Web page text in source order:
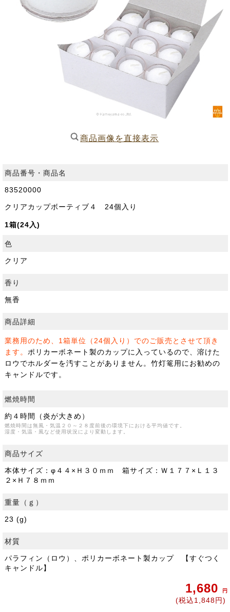
商品画像を直接表示
商品番号・商品名
83520000
クリアカップボーティブ４ 24個入り
1箱(24入)
色
クリア
香り
無香
商品詳細
業務用のため、1箱単位（24個入り）でのご販売とさせて頂き
ます。 ポリカーボネート製のカップに入っているので、溶けた
ロウでホルダーを汚すことがありません。竹灯篭用にお勧めの
キャンドルです。
燃焼時間
約４時間（炎が大きめ）
燃焼時間は無風・気温２０～２８度前後の環境下における平均値です。
湿度・気温・風など使用状況により変動します。
商品サイズ
本体サイズ：φ４４×Ｈ３０ｍｍ 箱サイズ：Ｗ１７７×Ｌ１３
２×Ｈ７８ｍｍ
重量（ｇ）
23 (g)
材質
パラフィン（ロウ）、ポリカーボネート製カップ 【すぐつく
キャンドル】
1,680 円
(税込1,848円)